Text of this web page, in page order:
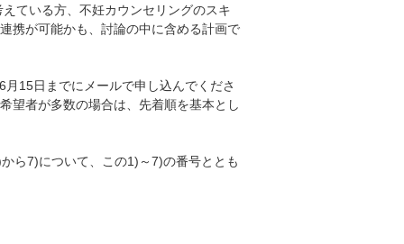
ている方、不妊カウンセリングのスキ
携が可能かも、討論の中に含める計画で
15日までにメールで申し込んでくださ
望者が多数の場合は、先着順を基本とし
ら7)について、この1)～7)の番号ととも